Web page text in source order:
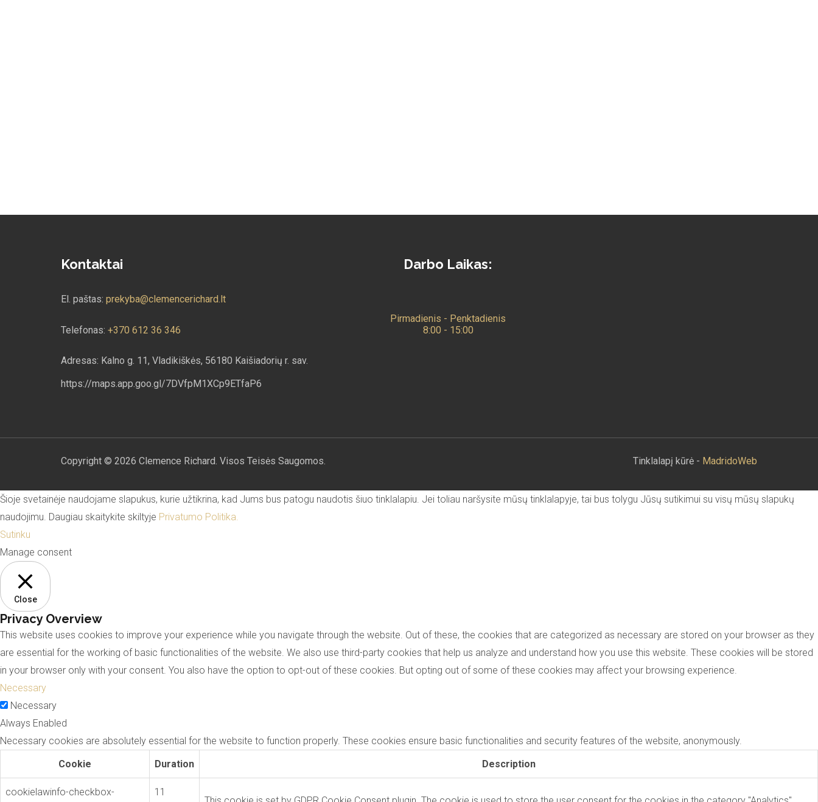
Kontaktai
El. paštas: prekyba@clemencerichard.lt
Telefonas: +370 612 36 346
Adresas: Kalno g. 11, Vladikiškės, 56180 Kaišiadorių r. sav.
https://maps.app.goo.gl/7DVfpM1XCp9ETfaP6
Darbo Laikas:
Pirmadienis - Penktadienis
8:00 - 15:00
Copyright © 2026 Clemence Richard. Visos Teisės Saugomos. Tinklalapį kūrė - MadridoWeb
Šioje svetainėje naudojame slapukus, kurie užtikrina, kad Jums bus patogu naudotis šiuo tinklalapiu. Jei toliau naršysite mūsų tinklalapyje, tai bus tolygu Jūsų sutikimui su visų mūsų slapukų
naudojimu. Daugiau skaitykite skiltyje Privatumo Politika.
Sutinku
Manage consent
Close
Privacy Overview
This website uses cookies to improve your experience while you navigate through the website. Out of these, the cookies that are categorized as necessary are stored on your browser as they
are essential for the working of basic functionalities of the website. We also use third-party cookies that help us analyze and understand how you use this website. These cookies will be stored
in your browser only with your consent. You also have the option to opt-out of these cookies. But opting out of some of these cookies may affect your browsing experience.
Necessary
Necessary
Always Enabled
Necessary cookies are absolutely essential for the website to function properly. These cookies ensure basic functionalities and security features of the website, anonymously.
Cookie
Duration Description
cookielawinfo-checkbox- 11